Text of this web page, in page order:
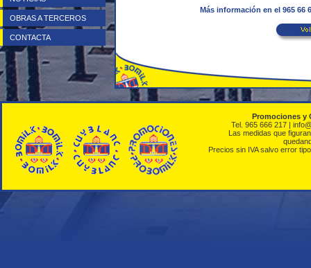
OBRAS A TERCEROS
CONTACTA
Más información en el 965 66
Promociones y
Tel. 965 666 217 |
Las medidas que
Precios sin IVA salvo error